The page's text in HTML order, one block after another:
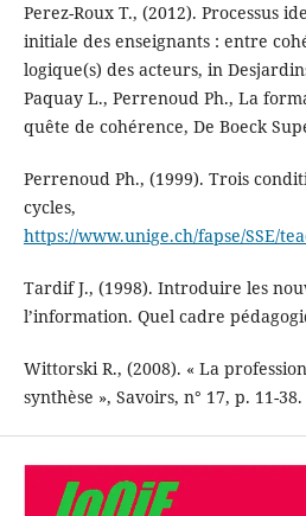
Perez-Roux T., (2012). Processus
initiale des enseignants : entre
logique(s) des acteurs, in
Paquay L., Perrenoud Ph., La
quête de cohérence, De Boeck
Perrenoud Ph., (1999). Trois
cycles,
https://www.unige.ch/fapse/SSE/
Tardif J., (1998). Introduire les
l’information. Quel cadre
Wittorski R., (2008). « La
synthèse », Savoirs, n° 17, p. 11-38.